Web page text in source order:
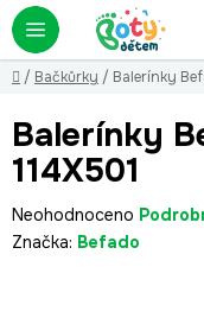
Přejít
na
obsah
Domů
/ Bačkůrky / Balerínky
Balerínky
114X501
Průměrné
hodnocení
Neohodnoceno
Značka: Befado